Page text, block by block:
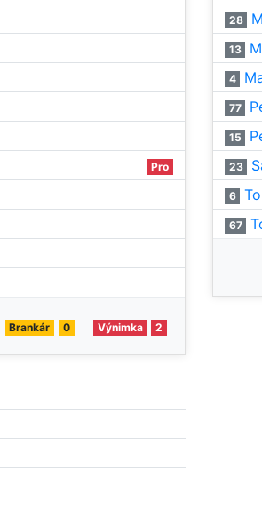
Pro
Brankár 0 Výnimka 2
28
13
4
77
15
23
6
67